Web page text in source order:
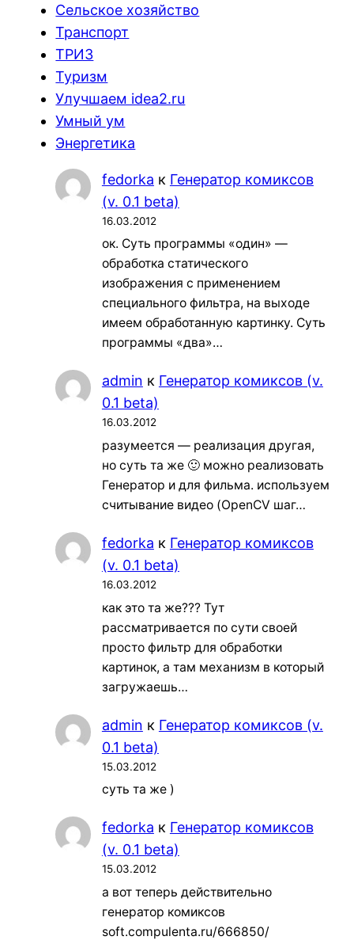
Сельское хозяйство
Транспорт
ТРИЗ
Туризм
Улучшаем idea2.ru
Умный ум
Энергетика
fedorka к Генератор комиксов
(v. 0.1 beta)
16.03.2012
ок. Суть программы «один» —
обработка статического
изображения с применением
специального фильтра, на выходе
имеем обработанную картинку. Суть
программы «два»…
admin к Генератор комиксов (v.
0.1 beta)
16.03.2012
разумеется — реализация другая,
но суть та же 🙂 можно реализовать
Генератор и для фильма. используем
считывание видео (OpenCV шаг…
fedorka к Генератор комиксов
(v. 0.1 beta)
16.03.2012
как это та же??? Тут
рассматривается по сути своей
просто фильтр для обработки
картинок, а там механизм в который
загружаешь…
admin к Генератор комиксов (v.
0.1 beta)
15.03.2012
суть та же )
fedorka к Генератор комиксов
(v. 0.1 beta)
15.03.2012
а вот теперь действительно
генератор комиксов
soft.compulenta.ru/666850/